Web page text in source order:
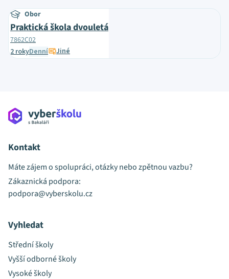
Obor
Praktická škola dvouletá
7862C02
2 rokyDenní Jiné
Kontakt
Máte zájem o spolupráci, otázky nebo zpětnou vazbu?
Zákaznická podpora:
podpora@vyberskolu.cz
Vyhledat
Střední školy
Vyšší odborné školy
Vysoké školy